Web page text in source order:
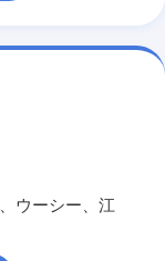
ウーシー、江